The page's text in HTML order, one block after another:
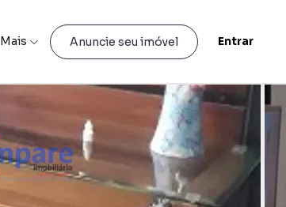
Mais Anuncie seu imóvel Entrar